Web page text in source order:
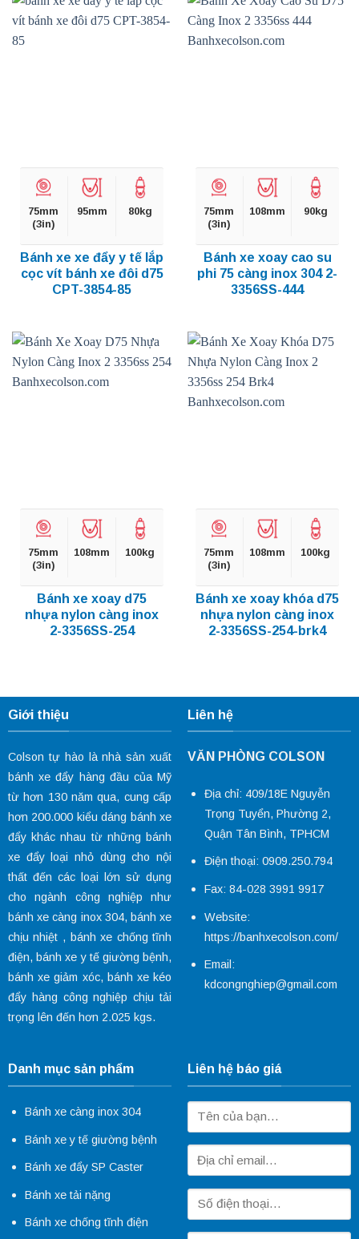
75mm
(3in)
95mm 80kg
Bánh xe xe đẩy y tế lắp
cọc vít bánh xe đôi d75
CPT-3854-85
75mm
(3in)
108mm 90kg
Bánh xe xoay cao su
phi 75 càng inox 304 2-
3356SS-444
75mm
(3in)
108mm 100kg
Bánh xe xoay d75
nhựa nylon càng inox
2-3356SS-254
75mm
(3in)
108mm 100kg
Bánh xe xoay khóa d75
nhựa nylon càng inox
2-3356SS-254-brk4
Giới thiệu
Colson tự hào là nhà sản xuất
bánh xe đẩy hàng đầu của Mỹ
từ hơn 130 năm qua, cung cấp
hơn 200.000 kiểu dáng bánh xe
đẩykhác nhau từ những bánh
xe đẩy loại nhỏ dùng cho nội
thất đến các loại lớn sử dụng
cho ngành công nghiệp như
bánh xe càng inox 304, bánh xe
chịu nhiệt , bánh xe chống tĩnh
điện, bánh xe y tếgiường bệnh,
bánh xe giảm xóc, bánh xe kéo
đẩy hàng công nghiệp chịu tải
trọng lên đến hơn 2.025 kgs.
Liên hệ
VĂN PHÒNG COLSON
Địa chỉ: 409/18E Nguyễn
Trọng Tuyển, Phường 2,
Quận Tân Bình, TPHCM
Điện thoại: 0909.250.794
Fax: 84-028 3991 9917
Website:
https://banhxecolson.com/
Email:
kdcongnghiep@gmail.com
Danh mục sản phẩm
Bánh xe càng inox 304
Bánh xe y tế giường bệnh
Bánh xe đẩy SP Caster
Bánh xe tải nặng
Bánh xe chống tĩnh điện
Liên hệ báo giá